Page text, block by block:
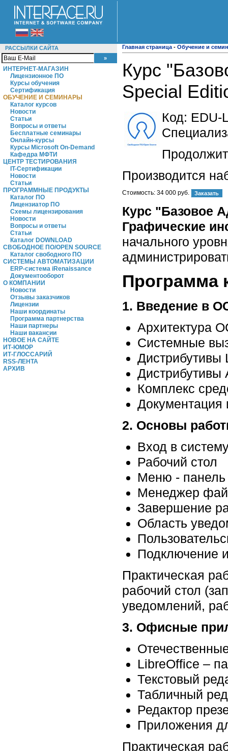
РАССЫЛКИ САЙТА
ИНТЕРНЕТ-МАГАЗИН
Лицензионное ПО
Курсы обучения
Сертификация
ОБУЧЕНИЕ И СЕМИНАРЫ
Каталог курсов
Новости
Статьи
Вопросы и ответы
Бесплатные семинары
Онлайн-курсы
Курсы Microsoft On-Demand
Кафедра МФТИ
ЦЕНТР ТЕСТИРОВАНИЯ
IT-Сертификации
Новости
Статьи
ПРОГРАММНЫЕ ПРОДУКТЫ
Каталог ПО
Лицензиатор ПО
Схемы лицензирования
Новости
Вопросы и ответы
Статьи
Каталог DOWNLOAD
СВОБОДНОЕ ПО/OPEN SOURCE
Каталог свободного ПО
СИСТЕМЫ АВТОМАТИЗАЦИИ
ERP-система iRenaissance
Документооборот
О КОМПАНИИ
Новости
Отзывы заказчиков
Лицензии
Наши координаты
Программа партнерства
Наши партнеры
Наши вакансии
НОВОЕ НА САЙТЕ
ИТ-ЮМОР
ИТ-ГЛОССАРИЙ
RSS-ЛЕНТА
АРХИВ
Главная страница - Обучение и
Курс
Special
Код: EDU-
Производится
Стоимость: 34 000 руб.
Курс "Базовое
Графические
начального
Программа
1. Введение в
Архитектура
Системные
Дистрибутивы
Дистрибутивы
Комплекс
Документация
2. Основы
Вход в
Рабочий стол
Меню - панель
Менеджер
Завершение
Область
Подключение
Практическая
рабочий стол
уведомлений,
3. Офисные
LibreOffice –
Текстовый
Табличный
Редактор
Приложения
Практическая